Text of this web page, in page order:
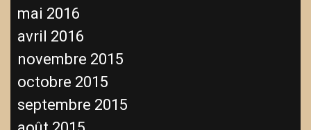
mai 2016
avril 2016
novembre 2015
octobre 2015
septembre 2015